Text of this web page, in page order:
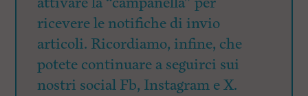
ricevere le notifiche di invio
articoli. Ricordiamo, infine, che
potete continuare a seguirci sui
nostri social Fb, Instagram e X.